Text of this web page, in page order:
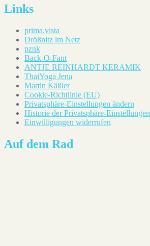
Links
prima.vista
Drößnitz im Netz
pznk
Back-O-Fant
ANTJE REINHARDT KERAMIK
ThaiYoga Jena
Martin Käßler
Cookie-Richtlinie (EU)
Privatsphäre-Einstellungen ändern
Historie der Privatsphäre-Einstellungen
Einwilligungen widerrufen
Auf dem Rad